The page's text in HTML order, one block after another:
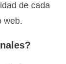
de cada
web.